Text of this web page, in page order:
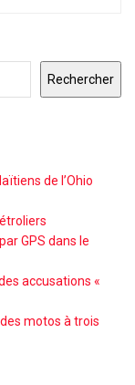
Rechercher
de l’Ohio
GPS dans le
accusations «
motos à trois